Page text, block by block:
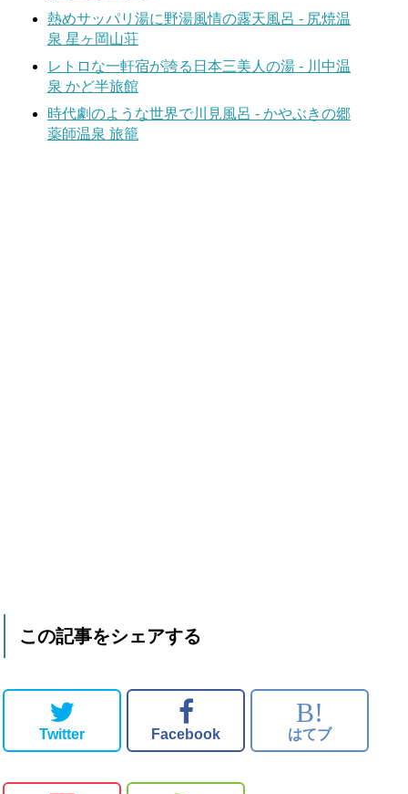
熱めサッパリ湯に野湯風情の露天風呂 - 尻焼温
泉 星ヶ岡山荘
レトロな一軒宿が誇る日本三美人の湯 - 川中温
泉 かど半旅館
時代劇のような世界で川見風呂 - かやぶきの郷
薬師温泉 旅籠
この記事をシェアする
Twitter Facebook
B!
はてブ